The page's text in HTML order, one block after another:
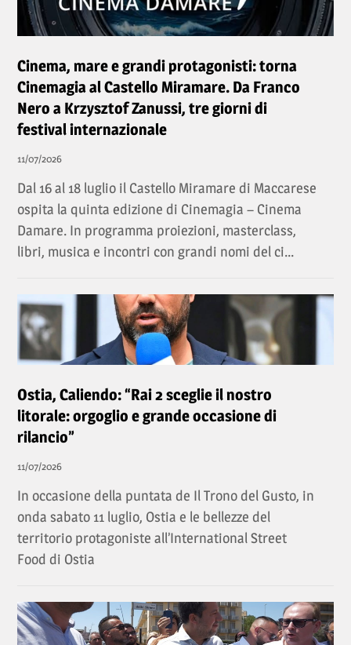
Cinema, mare e grandi protagonisti: torna
Cinemagia al Castello Miramare. Da Franco
Nero a Krzysztof Zanussi, tre giorni di
festival internazionale
11/07/2026
Dal 16 al 18 luglio il Castello Miramare di Maccarese
ospita la quinta edizione di Cinemagia – Cinema
Damare. In programma proiezioni, masterclass,
libri, musica e incontri con grandi nomi del ci...
Ostia, Caliendo: “Rai 2 sceglie il nostro
litorale: orgoglio e grande occasione di
rilancio”
11/07/2026
In occasione della puntata de Il Trono del Gusto, in
onda sabato 11 luglio, Ostia e le bellezze del
territorio protagoniste all’International Street
Food di Ostia